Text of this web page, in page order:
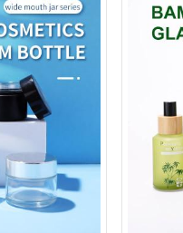
cara
ojos